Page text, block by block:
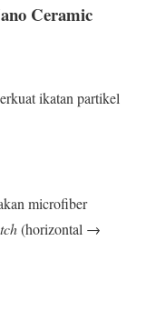
Ceramic
ikatan partikel
microfiber
(horizontal →